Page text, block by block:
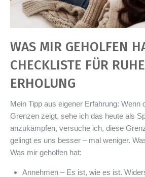
WAS MIR GEHOLFEN
CHECKLISTE FÜR
ERHOLUNG
Mein Tipp aus eigener Erfahrung: Wenn
Grenzen zeigt, sehe ich das heute als
anzukämpfen, versuche ich, diese
gelingt es uns besser – mal weniger.
Was mir geholfen hat:
Annehmen – Es ist, wie es ist.